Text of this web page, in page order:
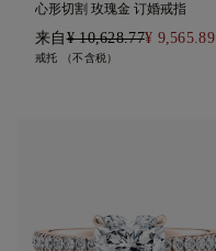
心形切割 玫瑰金 订婚戒指
来自¥ 10,628.77¥ 9,565.89
戒托 （不含税）